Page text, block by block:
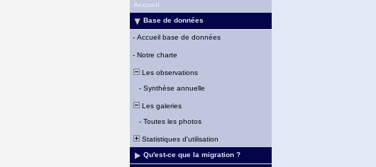
Accueil
Base de données
- Accueil base de données
- Notre charte
Les observations
- Synthèse annuelle
Les galeries
- Toutes les photos
Statistiques d'utilisation
Qu'est-ce que la migration ?